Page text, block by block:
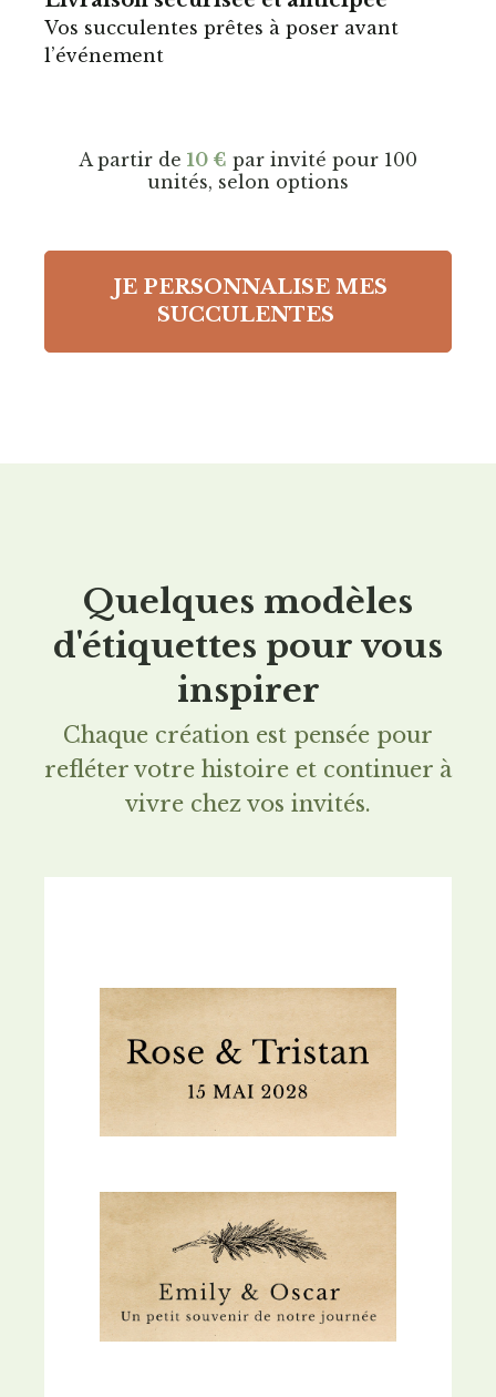
Vos succulentes prêtes à poser avant
l’événement
A partir de 10 € par invité pour 100
unités, selon options
JE PERSONNALISE MES
SUCCULENTES
Quelques modèles
d'étiquettes pour vous
inspirer
Chaque création est pensée pour
refléter votre histoire et continuer à
vivre chez vos invités.